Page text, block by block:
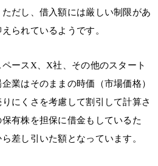
だし、借入額には厳しい制限があ
られているようです。
ースX、X社、その他のスタート
業はそのままの時価（市場価格）
にくさを考慮して割引して計算さ
有株を担保に借金もしているた
差し引いた額となっています。